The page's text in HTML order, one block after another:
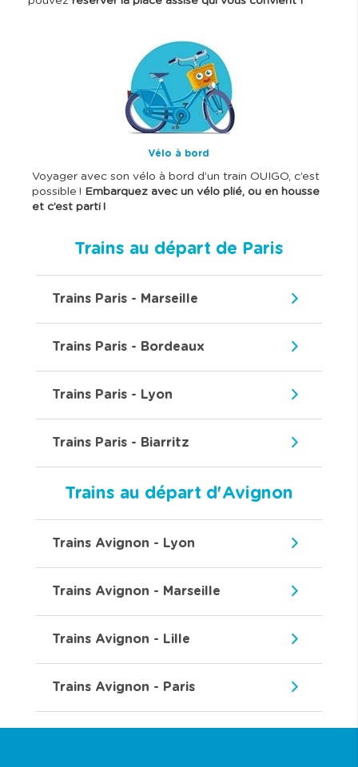
Vélo à bord
Voyager avec son vélo à bord d’un train OUIGO, c’est
possible ! Embarquez avec un vélo plié, ou en housse
et c’est parti !
Trains au départ de Paris
Trains Paris - Marseille
Trains Paris - Bordeaux
Trains Paris - Lyon
Trains Paris - Biarritz
Trains au départ d'Avignon
Trains Avignon - Lyon
Trains Avignon - Marseille
Trains Avignon - Lille
Trains Avignon - Paris